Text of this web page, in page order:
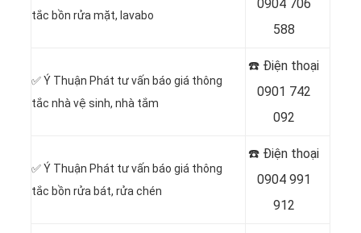
tắc bồn rửa mặt, lavabo
0904 706
588
✅ Ý Thuận Phát tư vấn báo giá thông
tắc nhà vệ sinh, nhà tắm
☎️ Điện thoại
0901 742
092
✅ Ý Thuận Phát tư vấn báo giá thông
tắc bồn rửa bát, rửa chén
☎️ Điện thoại
0904 991
912